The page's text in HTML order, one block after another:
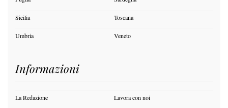
Sicilia Toscana
Umbria Veneto
Informazioni
La Redazione Lavora con noi